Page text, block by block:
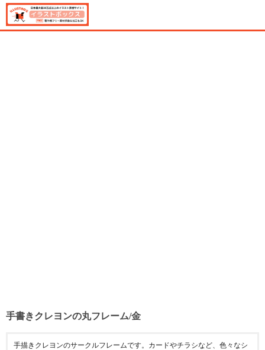
手書きクレヨンの丸フレーム/金
手描きクレヨンのサークルフレームです。カードやチラシなど、色々なシ